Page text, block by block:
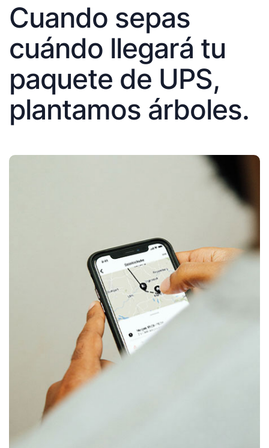
Cuando sepas
cuándo llegará tu
paquete de UPS,
plantamos árboles.